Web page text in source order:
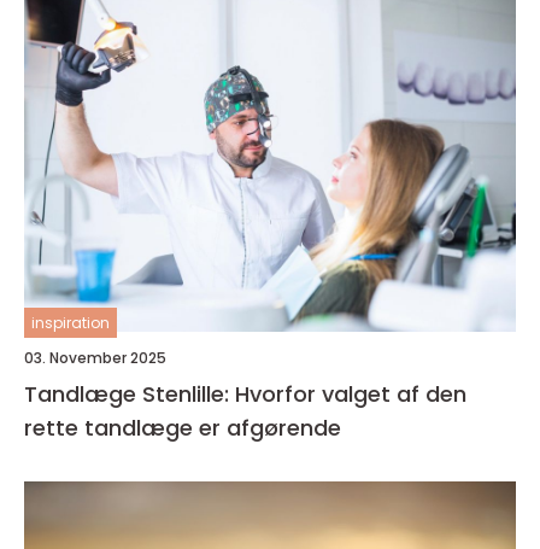
inspiration
03. November 2025
Tandlæge Stenlille: Hvorfor valget af den
rette tandlæge er afgørende